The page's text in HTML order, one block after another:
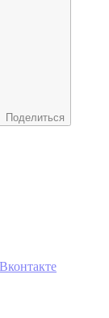
Поделиться
Вконтакте